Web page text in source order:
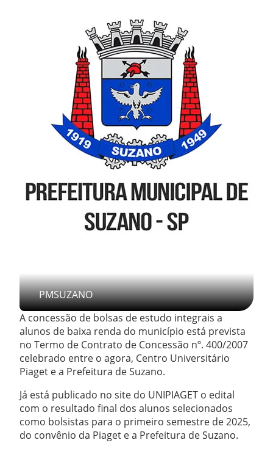
PMSUZANO
A concessão de bolsas de estudo integrais a
alunos de baixa renda do município está prevista
no Termo de Contrato de Concessão nº. 400/2007
celebrado entre o agora, Centro Universitário
Piaget e a Prefeitura de Suzano.
Já está publicado no site do UNIPIAGET o edital
com o resultado final dos alunos selecionados
como bolsistas para o primeiro semestre de 2025,
do convênio da Piaget e a Prefeitura de Suzano.